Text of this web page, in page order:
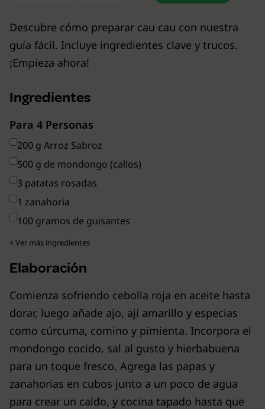
Descubre cómo preparar cau cau con nuestra
guía fácil. Incluye ingredientes clave y trucos.
¡Empieza ahora!
Ingredientes
Para 4 Personas
200 g Arroz Sabroz
500 g de mondongo (callos)
3 patatas rosadas
1 zanahoria
100 gramos de guisantes
+ Ver más ingredientes
Elaboración
Comienza sofriendo cebolla roja en aceite hasta
dorar, luego añade ajo, ají amarillo y especias
como cúrcuma, comino y pimienta. Incorpora el
mondongo cocido, sal al gusto y hierbabuena
para un toque fresco. Agrega las papas y
zanahorias en cubos junto a un poco de agua
para crear un caldo, y cocina tapado hasta que